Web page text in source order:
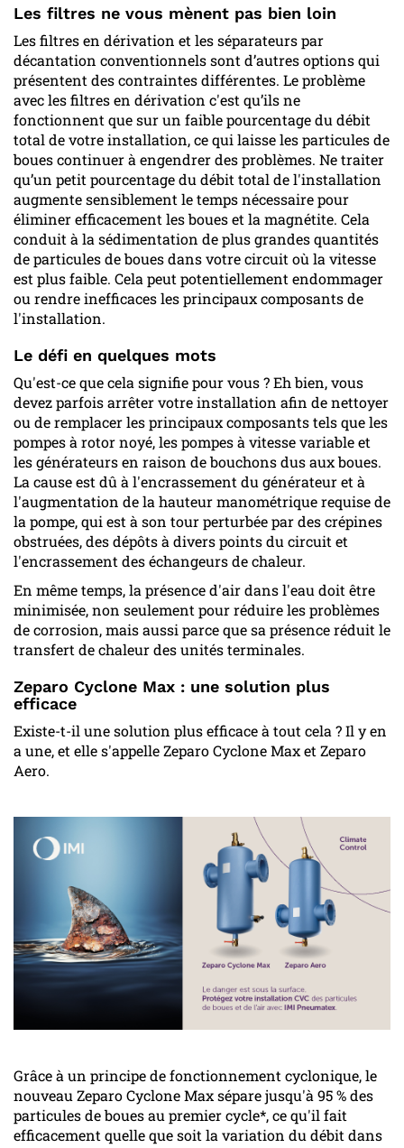
Les filtres ne vous mènent pas bien loin
Les filtres en dérivation et les séparateurs par
décantation conventionnels sont d’autres options qui
présentent des contraintes différentes. Le problème
avec les filtres en dérivation c'est qu’ils ne
fonctionnent que sur un faible pourcentage du débit
total de votre installation, ce qui laisse les particules de
boues continuer à engendrer des problèmes. Ne traiter
qu’un petit pourcentage du débit total de l'installation
augmente sensiblement le temps nécessaire pour
éliminer efficacement les boues et la magnétite. Cela
conduit à la sédimentation de plus grandes quantités
de particules de boues dans votre circuit où la vitesse
est plus faible. Cela peut potentiellement endommager
ou rendre inefficaces les principaux composants de
l'installation.
Le défi en quelques mots
Qu'est-ce que cela signifie pour vous ? Eh bien, vous
devez parfois arrêter votre installation afin de nettoyer
ou de remplacer les principaux composants tels que les
pompes à rotor noyé, les pompes à vitesse variable et
les générateurs en raison de bouchons dus aux boues.
La cause est dû à l'encrassement du générateur et à
l'augmentation de la hauteur manométrique requise de
la pompe, qui est à son tour perturbée par des crépines
obstruées, des dépôts à divers points du circuit et
l'encrassement des échangeurs de chaleur.
En même temps, la présence d'air dans l'eau doit être
minimisée, non seulement pour réduire les problèmes
de corrosion, mais aussi parce que sa présence réduit le
transfert de chaleur des unités terminales.
Zeparo Cyclone Max : une solution plus
efficace
Existe-t-il une solution plus efficace à tout cela ? Il y en
a une, et elle s'appelle Zeparo Cyclone Max et Zeparo
Aero.
Grâce à un principe de fonctionnement cyclonique, le
nouveau Zeparo Cyclone Max sépare jusqu'à 95 % des
particules de boues au premier cycle*, ce qu'il fait
efficacement quelle que soit la variation du débit dans